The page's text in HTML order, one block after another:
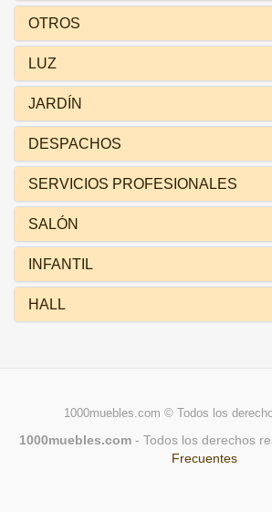
OTROS
LUZ
JARDÍN
DESPACHOS
SERVICIOS PROFESIONALES
SALÓN
INFANTIL
HALL
1000muebles.com © Todos los
1000muebles.com- Todos los derechos
Frecuentes